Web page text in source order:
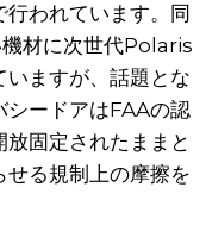
われています。同
材に次世代Polaris
いますが、話題とな
シードアはFAAの認
固定されたままと
る規制上の摩擦を